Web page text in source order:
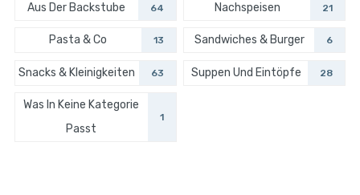
Aus Der Backstube 64 Nachspeisen 21
Pasta & Co 13 Sandwiches & Burger 6
Snacks & Kleinigkeiten 63 Suppen Und Eintöpfe 28
Was In Keine Kategorie
Passt
1